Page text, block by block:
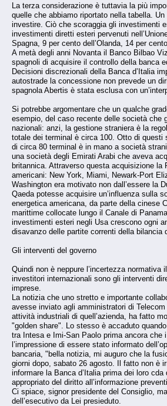
La terza considerazione è tuttavia la più
quelle che abbiamo riportato nella tabella.
investire. Ciò che scoraggia gli investimenti
investimenti diretti esteri pervenuti
Spagna, 9 per cento dell’Olanda, 14 per
A metà degli anni Novanta il Banco Bilbao
spagnoli di acquisire il controllo della banca
Decisioni discrezionali della Banca d’Italia
autostrade la concessione non prevede un
spagnola Abertis è stata esclusa con
Si potrebbe argomentare che un qualche
esempio, del caso recente delle società che
nazionali: anzi, la gestione straniera è la
totale dei terminal è circa 100. Otto di
di circa 80 terminal è in mano a società
una società degli Emirati Arabi che aveva
britannica. Attraverso questa acquisizione
americani: New York, Miami, Newark-Port
Washington era motivato non dall’essere la
Qaeda potesse acquisire un’influenza sulla
energetica americana, da parte della cinese
marittime collocate lungo il Canale di
investimenti esteri negli Usa crescono ogni
disavanzo delle partite correnti della bilancia
Gli interventi del governo
Quindi non è neppure l’incertezza
investitori internazionali sono gli interventi
imprese.
La notizia che uno stretto e importante
avesse inviato agli amministratori di
attività industriali di quell’azienda, ha fatto
"golden share". Lo stesso è accaduto
tra Intesa e Imi-San Paolo prima ancora
l’impressione di essere stato informato
bancaria, "bella notizia, mi auguro che la
giorni dopo, sabato 26 agosto. Il fatto non è
informare la Banca d’Italia prima dei loro
appropriato del diritto all’informazione
Ci spiace, signor presidente del Consiglio,
dell’esecutivo da Lei presieduto.